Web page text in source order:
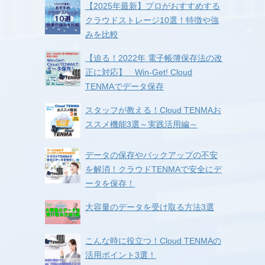
【2025年最新】プロがおすすめする
クラウドストレージ10選！特徴や強
みを比較
【迫る！2022年 電子帳簿保存法の改
正に対応】 Win-Get! Cloud
TENMAでデータ保存
スタッフが教える！Cloud TENMAお
ススメ機能3選～実践活用編～
データの保存やバックアップの不安
を解消！クラウドTENMAで安全にデ
ータを保存！
大容量のデータを受け取る方法3選
こんな時に役立つ！Cloud TENMAの
活用ポイント3選！